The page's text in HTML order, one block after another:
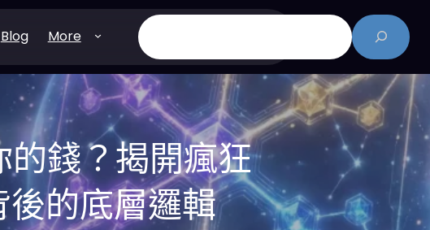
Blog More
搜
尋
錢？揭開瘋狂
的底層邏輯